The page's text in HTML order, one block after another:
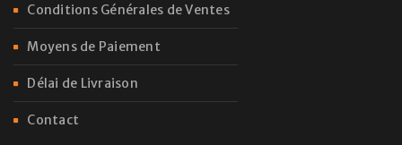
Conditions Générales de Ventes
Moyens de Paiement
Délai de Livraison
Contact